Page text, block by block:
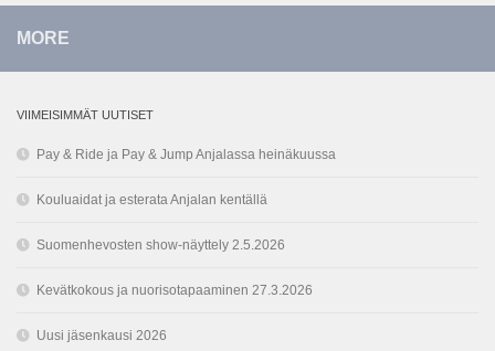
MORE
VIIMEISIMMÄT UUTISET
Pay & Ride ja Pay & Jump Anjalassa heinäkuussa
Kouluaidat ja esterata Anjalan kentällä
Suomenhevosten show-näyttely 2.5.2026
Kevätkokous ja nuorisotapaaminen 27.3.2026
Uusi jäsenkausi 2026